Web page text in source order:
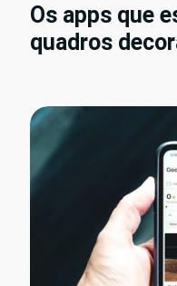
Os apps que
quadros